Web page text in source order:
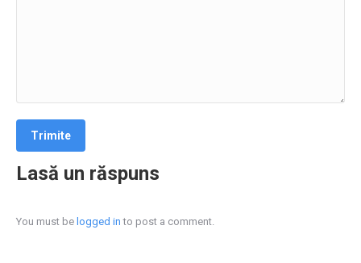
Lasă un răspuns
You must be logged in to post a comment.